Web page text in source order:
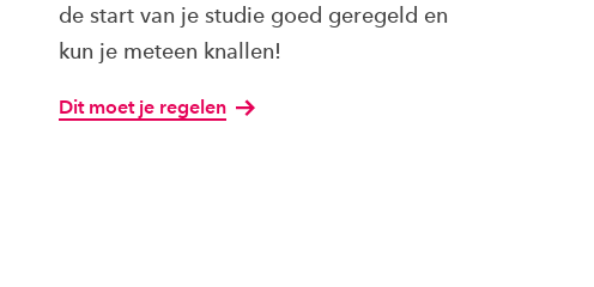
de start van je studie goed geregeld en
kun je meteen knallen!
Dit moet je regelen